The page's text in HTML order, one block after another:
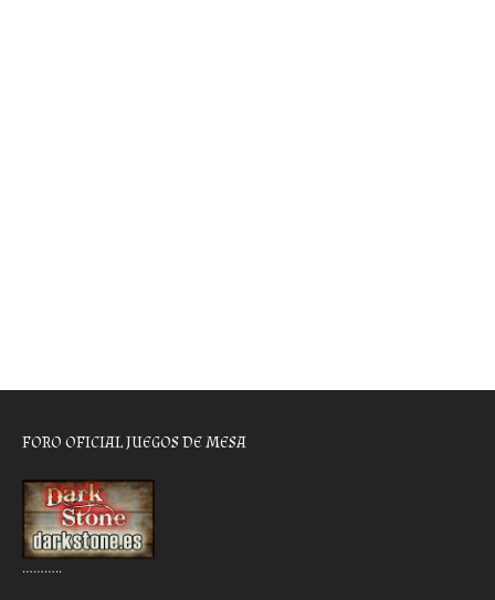
FORO OFICIAL JUEGOS DE MESA
………..